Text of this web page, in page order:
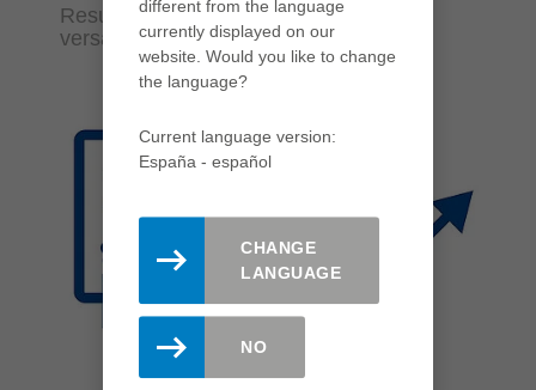
Resultados de mecanizado perfectos y
versatilidad de uso
different from the language
currently displayed on our
website. Would you like to change
the language?
Current language version:
España - español
CHANGE
LANGUAGE
NO